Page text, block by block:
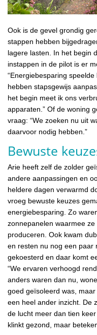
Ook is de gevel grondig
stappen hebben
lagere lasten. In het begin
instappen in de pilot is er
“Energiebesparing
hebben stapsgewijs
het begin meet ik ons
apparaten.” Of de woning
vraag: “We zoeken nu uit
daarvoor nodig hebben.”
Bewuste
Arie heeft zelf de zolder
andere aanpassingen en
heldere dagen verwarmd
vroeg bewuste keuzes
energiebesparing. Zo
zonnepanelen waarmee
produceren. Ook kwam
en resten nu nog een paar
gekoesterd en daar komt
“We ervaren verhoogd
anders waren dan nu,
goed geïsoleerd was,
een heel ander inzicht. De
de lucht meer dan tien
klinkt gezond, maar